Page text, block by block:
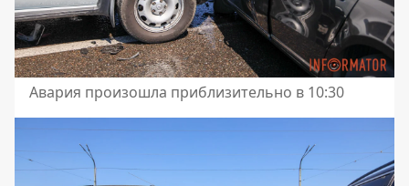
Авария произошла приблизительно в 10:30